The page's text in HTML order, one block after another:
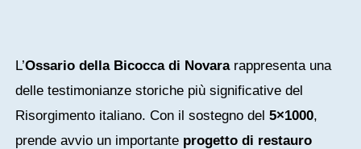
L’Ossario della Bicocca di Novararappresenta una
delle testimonianze storiche più significative del
Risorgimento italiano. Con il sostegno del 5×1000,
prende avvio un importante progetto di restauro